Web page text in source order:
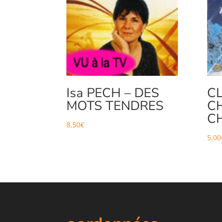
Isa PECH – DES
MOTS TENDRES
8,50€
5,00